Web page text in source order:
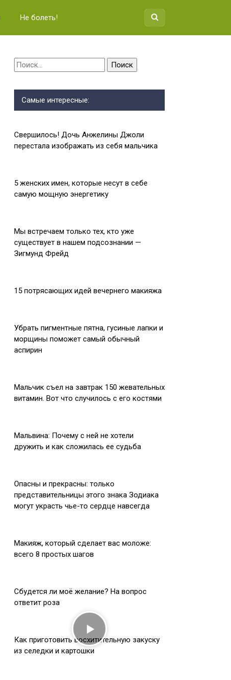
Не болеть!
Найти:
Самые интересные:
Свершилось! Дочь Анжелины Джоли
перестала изображать из себя мальчика
5 женских имен, которые несут в себе
самую мощную энергетику
Мы встречаем только тех, кто уже
существует в нашем подсознании —
Зигмунд Фрейд
15 потрясающих идей вечернего макияжа
Убрать пигментные пятна, гусиные лапки и
морщины поможет самый обычный
аспирин
Мальчик съел на завтрак 150 жевательных
витамин. Вот что случилось с его костями
Мальвина: Почему с ней не хотели
дружить и как сложилась ее судьба
Опасны и прекрасны: только
представительницы этого знака Зодиака
могут украсть чье-то сердце навсегда
Макияж, который сделает вас моложе:
всего 8 простых шагов
Сбудется ли моё желание? На вопрос
ответит роза
Как приготовить восхитительную закуску
из селедки и картошки